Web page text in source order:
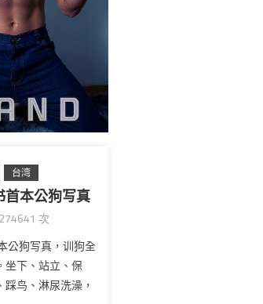
台湾
首本公狗写真
274641 次
公狗写真，训狗全
坐下、站立、保
鸟、淋尿洗澡，